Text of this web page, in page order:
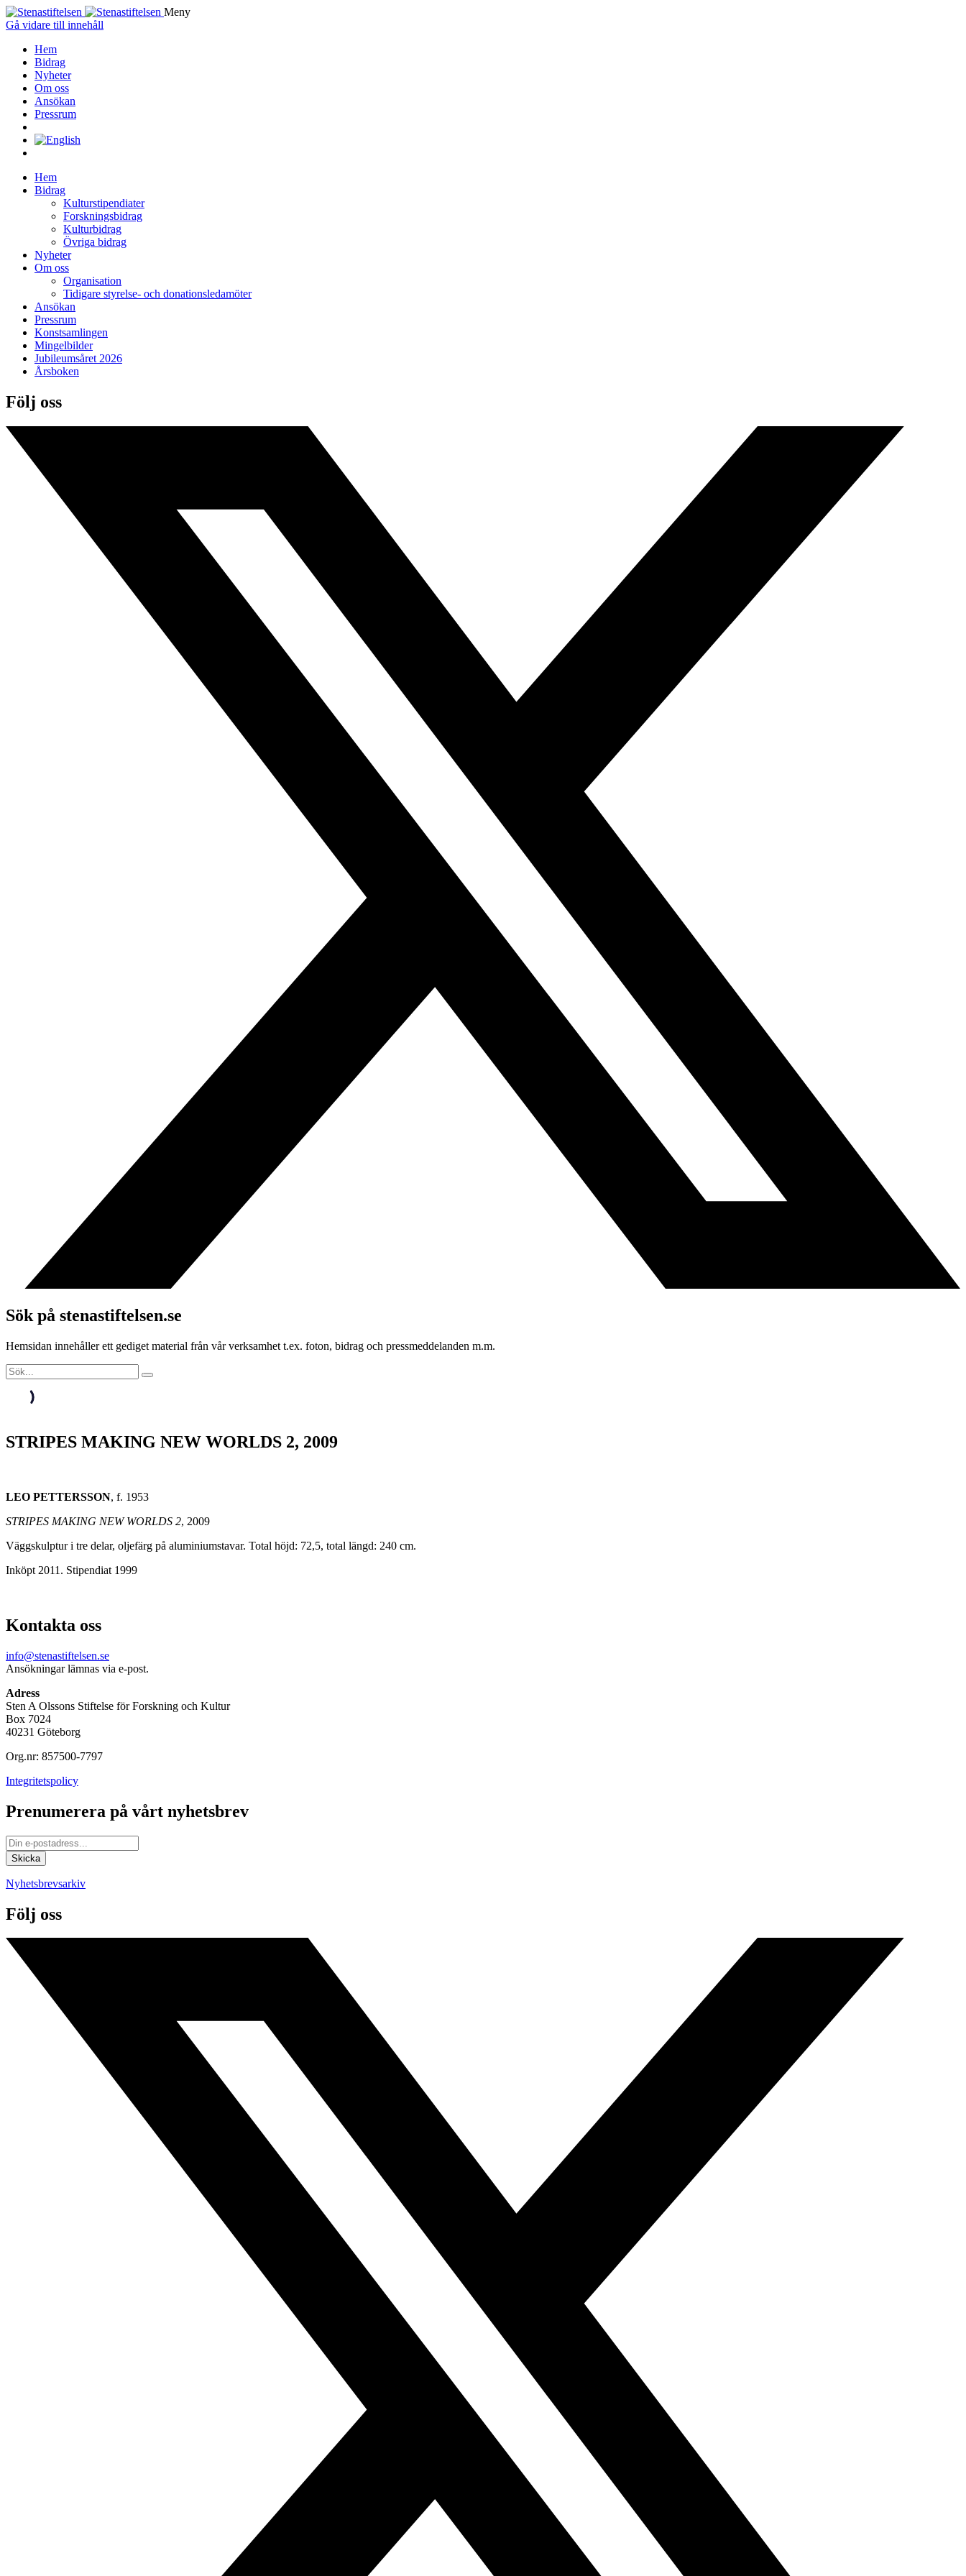
Meny
Gå vidare till innehåll
Hem
Bidrag
Nyheter
Om oss
Ansökan
Pressrum
Hem
Bidrag
Kulturstipendiater
Forskningsbidrag
Kulturbidrag
Övriga bidrag
Nyheter
Om oss
Organisation
Tidigare styrelse- och donationsledamöter
Ansökan
Pressrum
Konstsamlingen
Mingelbilder
Jubileumsåret 2026
Årsboken
Följ oss
Sök på stenastiftelsen.se
Hemsidan innehåller ett gediget material från vår verksamhet t.ex. foton, bidrag och pressmeddelanden m.m.
STRIPES MAKING NEW WORLDS 2, 2009
LEO PETTERSSON, f. 1953
STRIPES MAKING NEW WORLDS 2, 2009
Väggskulptur i tre delar, oljefärg på aluminiumstavar. Total höjd: 72,5, total längd: 240 cm.
Inköpt 2011. Stipendiat 1999
Kontakta oss
info@stenastiftelsen.se
Ansökningar lämnas via e-post.
Adress
Sten A Olssons Stiftelse för Forskning och Kultur
Box 7024
40231 Göteborg
Org.nr: 857500-7797
Integritetspolicy
Prenumerera på vårt nyhetsbrev
Nyhetsbrevsarkiv
Följ oss